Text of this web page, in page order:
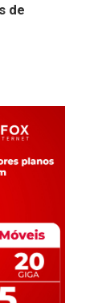
de